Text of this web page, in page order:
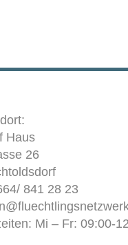
Haus
26
841 28 23
Mi – Fr: 09:00-